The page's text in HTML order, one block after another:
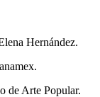
Hernández.
de Arte Popular.